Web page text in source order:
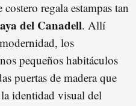
regala estampas tan
del Canadell. Allí
los
pequeños habitáculos
puertas de madera que
identidad visual del